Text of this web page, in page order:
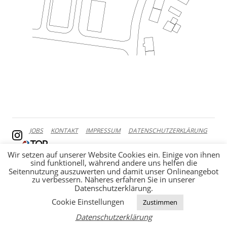
JOBS KONTAKT IMPRESSUM DATENSCHUTZERKLÄRUNG
Wir setzen auf unserer Website Cookies ein. Einige von ihnen
sind funktionell, während andere uns helfen die
Seitennutzung auszuwerten und damit unser Onlineangebot
zu verbessern. Näheres erfahren Sie in unserer
Datenschutzerklärung.
Cookie Einstellungen
Zustimmen
Datenschutzerklärung